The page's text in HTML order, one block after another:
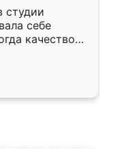
студии
себе
качеством
уже почти